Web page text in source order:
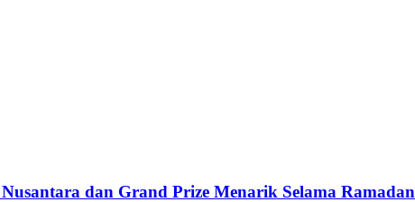
dan Grand Prize Menarik Selama Ramadan